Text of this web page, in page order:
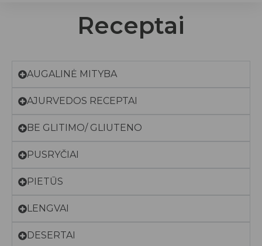
Receptai
AUGALINĖ MITYBA
AJURVEDOS RECEPTAI
BE GLITIMO/ GLIUTENO
PUSRYČIAI
PIETŪS
LENGVAI
DESERTAI